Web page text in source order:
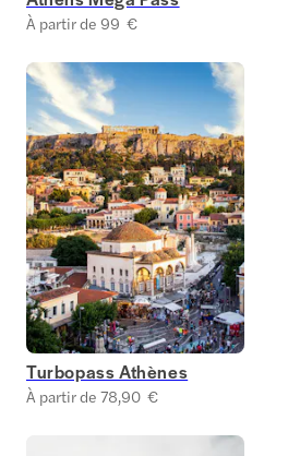
À partir de 99 €
Turbopass Athènes
À partir de 78,90 €